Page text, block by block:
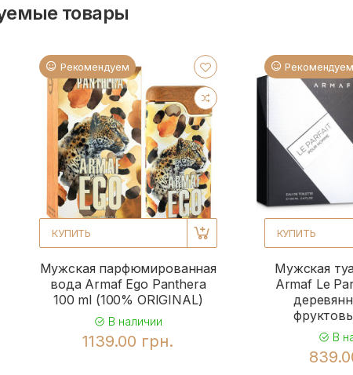
товары
Рекомендуем
КУПИТЬ
Мужская парфюмированная
вода Armaf Ego Panthera
100 ml (100% ORIGINAL)
В наличии
1139.00 грн.
Рекомендуем
КУПИТЬ
Мужская
Armaf Le
В